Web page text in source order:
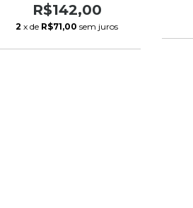
R$142,00
2 x de R$71,00 sem juros